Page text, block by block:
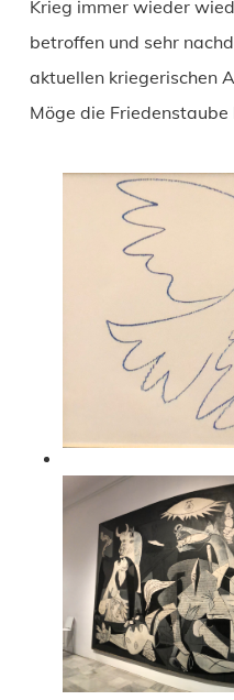
Krieg immer wieder
betroffen und sehr
aktuellen kriegerischen
Möge die Friedenstaube